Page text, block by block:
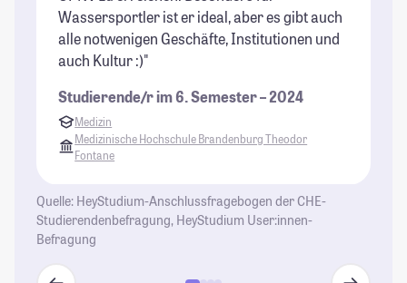
Wassersportler ist er ideal, aber es gibt auch
alle notwenigen Geschäfte, Institutionen und
auch Kultur :)"
Studierende/r im 6. Semester – 2024
Medizin
Medizinische Hochschule Brandenburg Theodor
Fontane
Quelle: HeyStudium-Anschlussfragebogen der CHE-
Studierendenbefragung, HeyStudium User:innen-
Befragung